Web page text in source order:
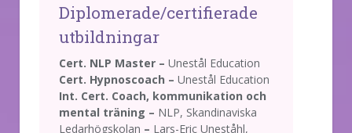
Diplomerade/certifierade
utbildningar
Cert. NLP Master – Unestål Education
Cert. Hypnoscoach – Unestål Education
Int. Cert. Coach, kommunikation och
mental träning – NLP, Skandinaviska
Ledarhögskolan – Lars-Eric Uneståhl,